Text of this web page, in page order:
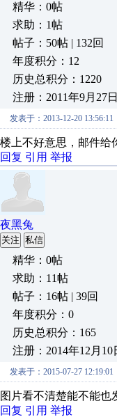
精华：0帖
求助：1帖
帖子：50帖 | 132回
年度积分：12
历史总积分：1220
注册：2011年9月27日
发表于：2013-12-20 13:56:11
楼上不好意思，邮件给
回复 引用 举报
夜黑兔
关注 私信
精华：0帖
求助：11帖
帖子：16帖 | 39回
年度积分：0
历史总积分：165
注册：2014年12月10
发表于：2015-07-27 12:19:01
图片看不清楚能不能也
回复 引用 举报